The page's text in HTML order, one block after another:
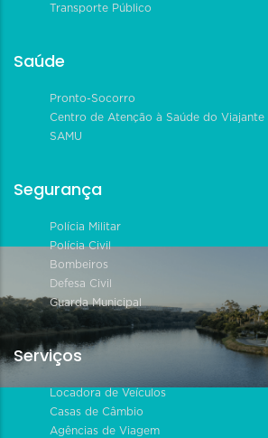
Transporte Público
Saúde
Pronto-Socorro
Centro de Atenção à Saúde do Viajante
SAMU
Segurança
Polícia Militar
Polícia Civil
Bombeiros
Defesa Civil
Guarda Municipal
Serviços
Locadora de Veículos
Casas de Câmbio
Agências de Viagem